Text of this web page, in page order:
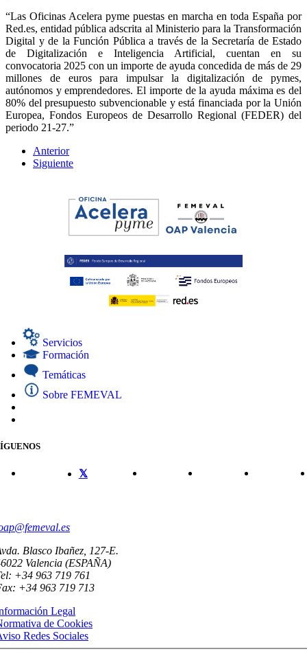
“Las Oficinas Acelera pyme puestas en marcha en toda España por
Red.es, entidad pública adscrita al Ministerio para la Transformación
Digital y de la Función Pública a través de la Secretaría de Estado
de Digitalización e Inteligencia Artificial, cuentan en su
convocatoria 2025 con un importe de ayuda concedida de más de 29
millones de euros para impulsar la digitalización de pymes,
autónomos y emprendedores. El importe de la ayuda máxima es del
80% del presupuesto subvencionable y está financiada por la Unión
Europea, Fondos Europeos de Desarrollo Regional (FEDER) del
periodo 21-27.”
Anterior
Siguiente
Servicios
Formación
Temáticas
Sobre FEMEVAL
Blasco Ibañez, 127-E.
Valencia (ESPAÑA)
+34 963 719 761
+34 963 719 713
Legal
de Cookies
Redes Sociales